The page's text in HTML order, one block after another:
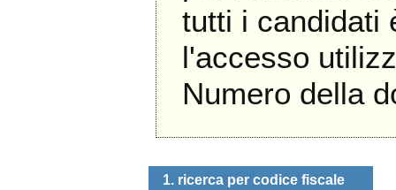
tutti i candidati
l'accesso
Numero della
1. ricerca per codice fiscale